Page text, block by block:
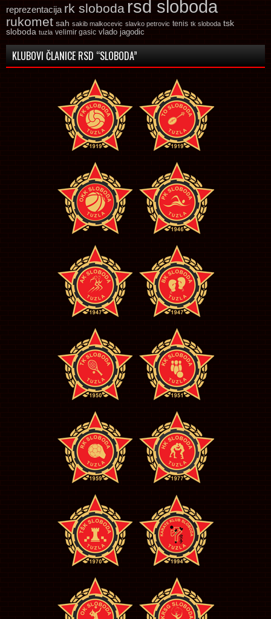
reprezentacija rk sloboda rsd sloboda
rukomet sah sakib malkocevic slavko petrovic tenis tk sloboda tsk
sloboda tuzla velimir gasic vlado jagodic
KLUBOVI ČLANICE RSD “SLOBODA”